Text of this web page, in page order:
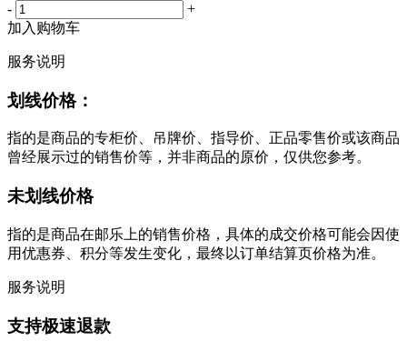
-
+
加入购物车
服务说明
划线价格：
指的是商品的专柜价、吊牌价、指导价、正品零售价或该商品
曾经展示过的销售价等，并非商品的原价，仅供您参考。
未划线价格
指的是商品在邮乐上的销售价格，具体的成交价格可能会因使
用优惠券、积分等发生变化，最终以订单结算页价格为准。
服务说明
支持极速退款